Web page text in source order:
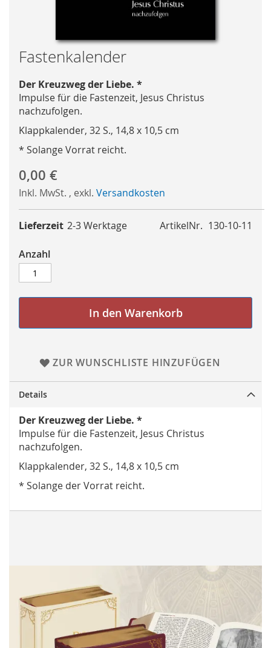
Skip
to
the
beginning
of
the
images
gallery
Fastenkalender
Der Kreuzweg der Liebe. *
Impulse für die Fastenzeit, Jesus Christus
nachzufolgen.
Klappkalender, 32 S., 14,8 x 10,5 cm
* Solange Vorrat reicht.
0,00 €
Inkl. MwSt. , exkl. Versandkosten
ArtikelNr. 130-10-11
Lieferzeit 2-3 Werktage
Anzahl
In den Warenkorb
ZUR WUNSCHLISTE HINZUFÜGEN
Details
Der Kreuzweg der Liebe. *
Impulse für die Fastenzeit, Jesus Christus
nachzufolgen.
Klappkalender, 32 S., 14,8 x 10,5 cm
* Solange der Vorrat reicht.